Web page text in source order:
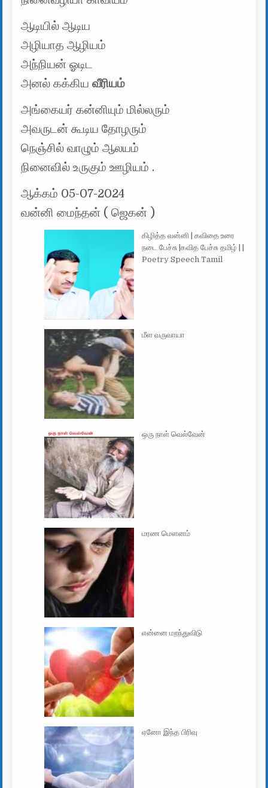
ஆடியில் ஆடிய
அழியாத ஆழியம்
அந்நியன் ஓடிட
அனல் கக்கியவீரியம்
அங்கையர் கன்னியும் மில்லரும்
அவருடன் கூடிய தோழரும்
நெஞ்சில் வாழும் ஆலயம்
நினைவில் உருகும் ஊழியம் .
ஆக்கம் 05-07-2024
வன்னி மைந்தன் ( ஜெகன் )
கிழித்த வன்னி | கவிதை உரை
நடை பேச்சு |கவித பேச்சு தமிழ் | |
Poetry Speech Tamil
மீள வருவாயா
ஒரு நாள் வெல்வேன்
மரண மௌனம்
என்னை மறந்துவிடு
ஏனோ இந்த பிரிவு